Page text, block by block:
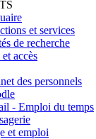
et services
de recherche
accès
des personnels
- Emploi du temps
et emploi